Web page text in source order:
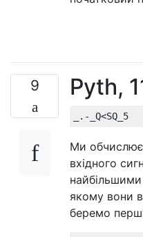
9 Pyth,
Ми
вхідного
якому вони
беремо